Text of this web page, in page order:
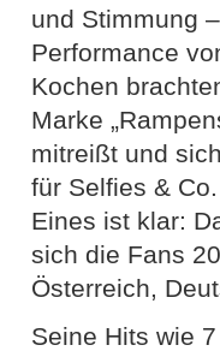
und Stimmung
Performance
Kochen
Marke
mitreißt und
für Selfies &
Eines ist klar:
sich die Fans
Österreich,
Seine Hits wie